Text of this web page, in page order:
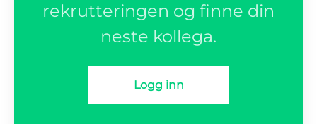
rekrutteringen og finne din
neste kollega.
Logg inn